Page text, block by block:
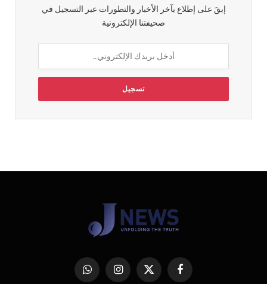
إبقَ على إطلاع بآخر الأخبار والتطورات عبر التسجيل في
صحيفتنا الإلكترونية
فيسبوك
X
الانستغرامواتساب